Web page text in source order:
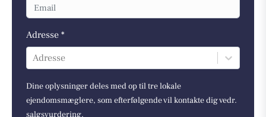
Adresse *
Adresse
Dine oplysninger deles med op til tre lokale
ejendomsmæglere, som efterfølgende vil kontakte dig vedr.
salgsvurdering.